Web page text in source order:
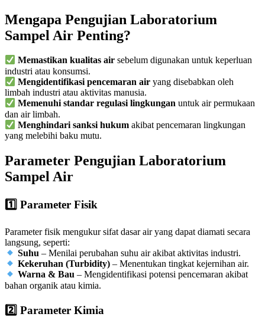
Mengapa Pengujian Laboratorium
Sampel Air Penting?
Memastikan kualitas air sebelum digunakan untuk keperluan
industri atau konsumsi.
Mengidentifikasi pencemaran air yang disebabkan oleh
limbah industri atau aktivitas manusia.
Memenuhi standar regulasi lingkungan untuk air permukaan
dan air limbah.
Menghindari sanksi hukum akibat pencemaran lingkungan
yang melebihi baku mutu.
Parameter Pengujian Laboratorium
Sampel Air
1️ Parameter Fisik
Parameter fisik mengukur sifat dasar air yang dapat diamati secara
langsung, seperti:
Suhu – Menilai perubahan suhu air akibat aktivitas industri.
Kekeruhan (Turbidity) – Menentukan tingkat kejernihan air.
Warna & Bau – Mengidentifikasi potensi pencemaran akibat
bahan organik atau kimia.
2️ Parameter Kimia